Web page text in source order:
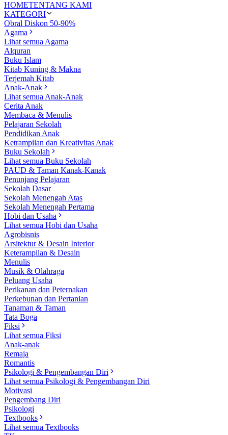
HOMETENTANG KAMI
KATEGORI
Obral Diskon 50-90%
Agama
Lihat semua Agama
Alquran
Buku Islam
Kitab Kuning & Makna
Terjemah Kitab
Anak-Anak
Lihat semua Anak-Anak
Cerita Anak
Membaca & Menulis
Pelajaran Sekolah
Pendidikan Anak
Ketrampilan dan Kreativitas Anak
Buku Sekolah
Lihat semua Buku Sekolah
PAUD & Taman Kanak-Kanak
Penunjang Pelajaran
Sekolah Dasar
Sekolah Menengah Atas
Sekolah Menengah Pertama
Hobi dan Usaha
Lihat semua Hobi dan Usaha
Agrobisnis
Arsitektur & Desain Interior
Keterampilan & Desain
Menulis
Musik & Olahraga
Peluang Usaha
Perikanan dan Peternakan
Perkebunan dan Pertanian
Tanaman & Taman
Tata Boga
Fiksi
Lihat semua Fiksi
Anak-anak
Remaja
Romantis
Psikologi & Pengembangan Diri
Lihat semua Psikologi & Pengembangan Diri
Motivasi
Pengembang Diri
Psikologi
Textbooks
Lihat semua Textbooks